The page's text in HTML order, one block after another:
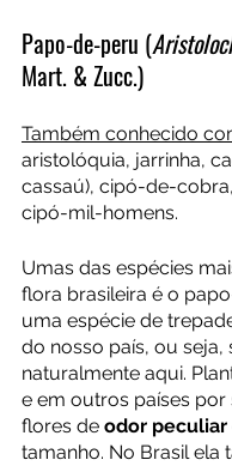
Papo-de-peru (
Mart. & Zucc.)
Também conhecido
aristolóquia, jarrinha,
cassaú), cipó-de-
cipó-mil-homens.
Umas das espécies
flora brasileira é o
uma espécie de
do nosso país, ou seja,
naturalmente aqui.
e em outros países por
flores de odor peculiar
tamanho. No Brasil ela